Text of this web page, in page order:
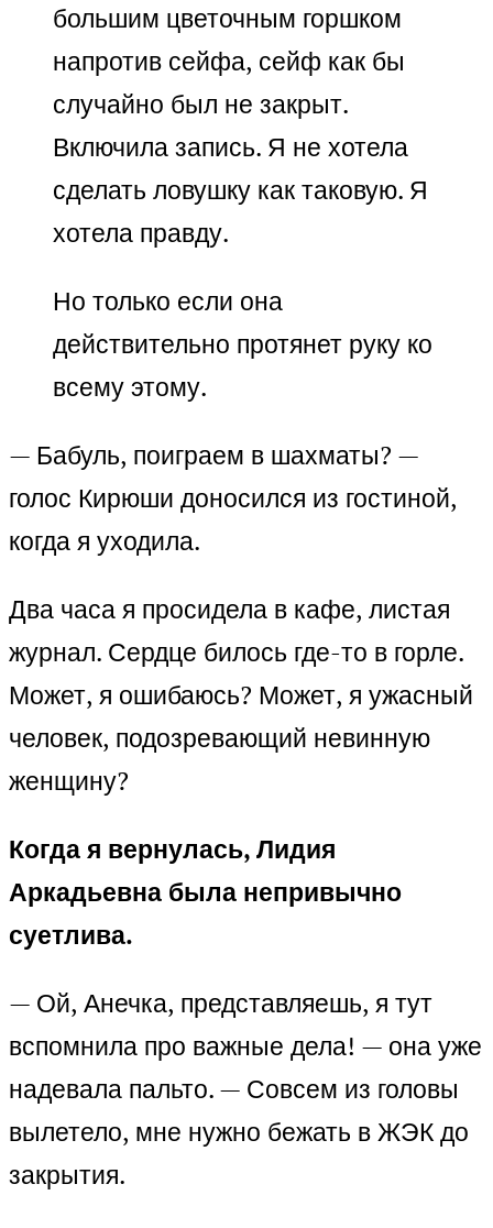
большим цветочным горшком
напротив сейфа, сейф как бы
случайно был не закрыт.
Включила запись. Я не хотела
сделать ловушку как таковую. Я
хотела правду.
Но только если она
действительно протянет руку ко
всему этому.
— Бабуль, поиграем в шахматы? —
голос Кирюши доносился из гостиной,
когда я уходила.
Два часа я просидела в кафе, листая
журнал. Сердце билось где-то в горле.
Может, я ошибаюсь? Может, я ужасный
человек, подозревающий невинную
женщину?
Когда я вернулась, Лидия
Аркадьевна была непривычно
суетлива.
— Ой, Анечка, представляешь, я тут
вспомнила про важные дела! — она уже
надевала пальто. — Совсем из головы
вылетело, мне нужно бежать в ЖЭК до
закрытия.